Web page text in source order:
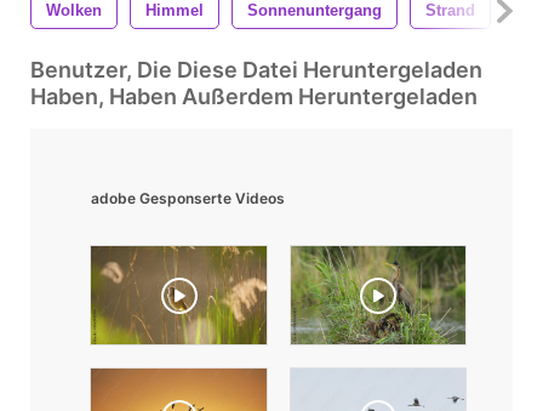
Wolken Himmel Sonnenuntergang Strand
Benutzer, Die Diese Datei Heruntergeladen
Haben, Haben Außerdem Heruntergeladen
adobe Gesponserte Videos